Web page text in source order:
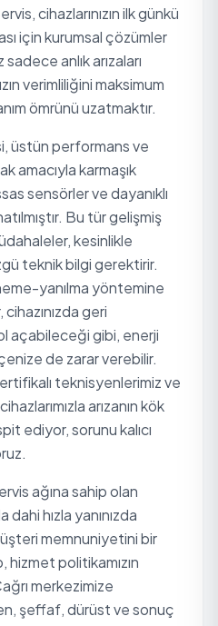
cihazlarınızın ilk günkü
için kurumsal çözümler
anlık arızaları
verimliliğini maksimum
ömrünü uzatmaktır.
üstün performans ve
amacıyla karmaşık
sensörler ve dayanıklı
Bu tür gelişmiş
kesinlikle
teknik bilgi gerektirir.
yanılma yöntemine
geri
açabileceği gibi, enerji
de zarar verebilir.
teknisyenlerimiz ve
arızanın kök
ediyor, sorunu kalıcı
ağına sahip olan
dahi hızla yanınızda
memnuniyetini bir
hizmet politikamızın
merkezimize
şeffaf, dürüst ve sonuç